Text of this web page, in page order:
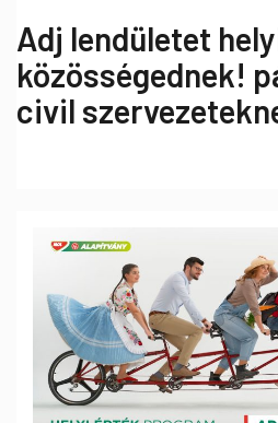
Adj lendületet
közösségednek!
civil